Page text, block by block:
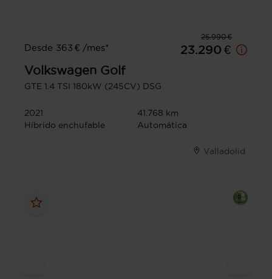
25.990 €
Desde 363 € /mes*
23.290 €
Volkswagen Golf
GTE 1.4 TSI 180kW (245CV) DSG
2021
41.768 km
Híbrido enchufable
Automática
Valladolid